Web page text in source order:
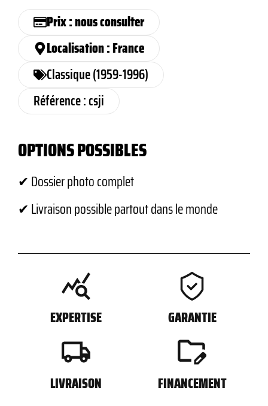
Prix : nous consulter
Localisation : France
Classique (1959-1996)
Référence : csji
OPTIONS POSSIBLES
✔ Dossier photo complet
✔ Livraison possible partout dans le monde
EXPERTISE GARANTIE
LIVRAISON FINANCEMENT